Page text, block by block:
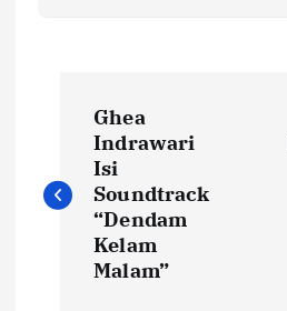
v
Ghea
Indrawari
Isi
Soundtrack
“Dendam
Kelam
Malam”